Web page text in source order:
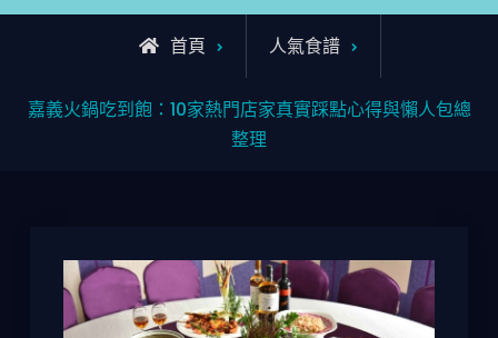
首頁 人氣食譜
嘉義火鍋吃到飽：10家熱門店家真實踩點心得與懶人包總
整理